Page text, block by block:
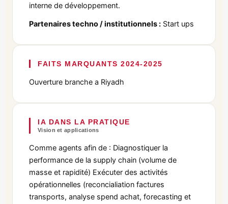
interne de développement.
Partenaires techno / institutionnels : Start ups
FAITS MARQUANTS 2024-2025
Ouverture branche a Riyadh
IA DANS LA PRATIQUE
Vision et applications
Comme agents afin de : Diagnostiquer la
performance de la supply chain (volume de
masse et rapidité) Exécuter des activités
opérationnelles (reconcialiation factures
transports, analyse spend achat, forecasting et